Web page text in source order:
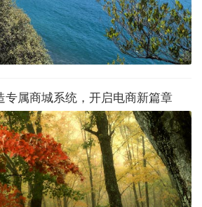
专属商城系统，开启电商新篇章